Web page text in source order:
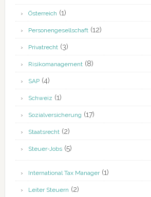
Österreich (1)
Personengesellschaft(12)
Privatrecht(3)
Risikomanagement(8)
SAP(4)
Schweiz (1)
Sozialversicherung (17)
Staatsrecht(2)
Steuer-Jobs(5)
International Tax Manager(1)
Leiter Steuern (2)